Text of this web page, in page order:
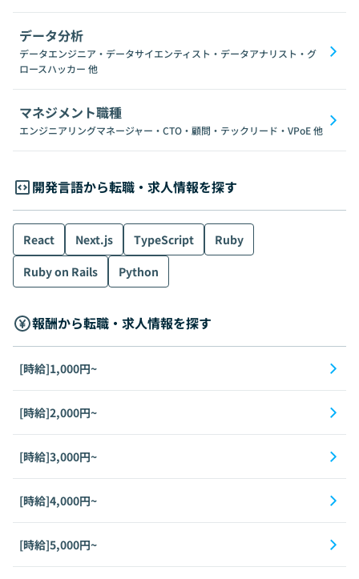
データ分析
データエンジニア・データサイエンティスト・データアナリスト・グ
ロースハッカー 他
マネジメント職種
エンジニアリングマネージャー・CTO・顧問・テックリード・VPoE他
開発言語から転職・求人情報を探す
React Next.js TypeScript
Ruby
Ruby on Rails
Python
報酬から転職・求人情報を探す
[時給]1,000円~
[時給]2,000円~
[時給]3,000円~
[時給]4,000円~
[時給]5,000円~